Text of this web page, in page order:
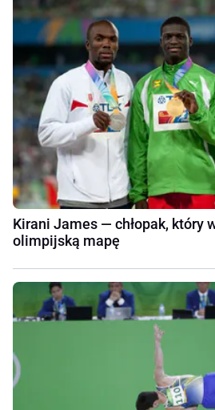
Kirani James — chłopak, który
olimpijską mapę